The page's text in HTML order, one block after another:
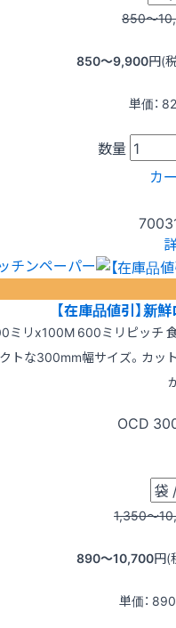
850〜
850〜9,900円(
単価：
数量
カ
チンペーパー
【在庫品値引】新
ミリx100M 600ミリピッチ
トな300mm幅サイズ。カッ
OCD
1,350〜
890〜10,700円(
単価：